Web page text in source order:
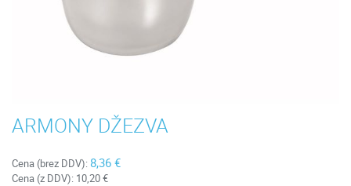
ARMONY DŽEZVA
Cena (brez DDV): 8,36 €
Cena (z DDV): 10,20 €